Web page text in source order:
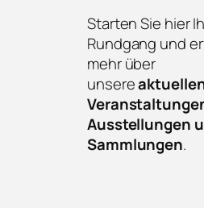
Starten Sie hier
Rundgang und
mehr über
unsere
Ausstellungen
Sammlungen.